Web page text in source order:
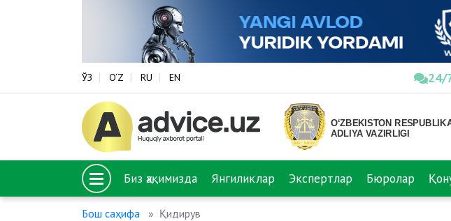
ЎЗ O‘Z RU EN 24/
Биз ҳақимизда Янгиликлар Экспертлар Бюролар
Бош саҳифа Қидирув